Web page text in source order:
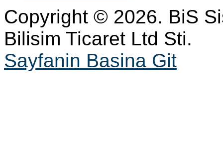
Copyright © 2026. BiS
Bilisim Ticaret Ltd Sti.
Sayfanin Basina Git